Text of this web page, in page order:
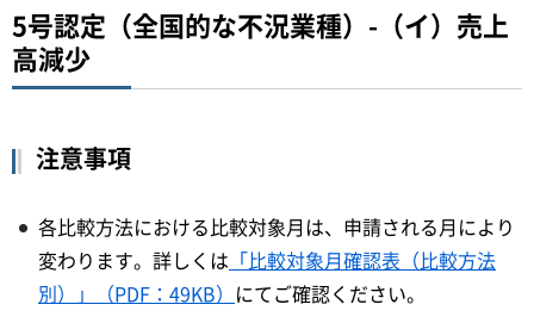
5号認定（全国的な不況業種）-（イ）売上
高減少
注意事項
各比較方法における比較対象月は、申請される月により
変わります。詳しくは 「比較対象月確認表（比較方法
別）」（PDF：49KB） にてご確認ください。